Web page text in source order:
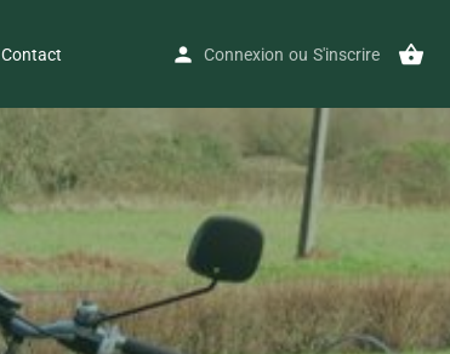
Contact Connexion ou S'inscrire